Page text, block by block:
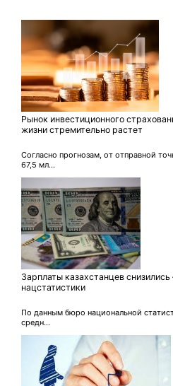
Рынок инвестиционного
жизни стремительно растет
Согласно прогнозам, от отправной
67,5 мл...
Зарплаты казахстанцев
нацстатистики
По данным бюро национальной
средн...